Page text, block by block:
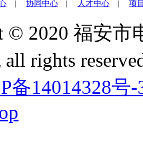
| 协同中心 | 人才中心 | 项
© 2020 福安
rights
备14014328号-